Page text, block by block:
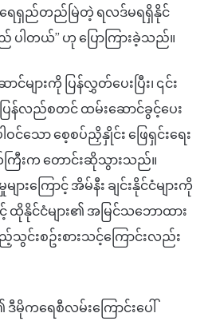
ရေရှည်တည်မြဲတဲ့ ရလဒ်မရရှိနိုင်
ပါတယ်” ဟု ပြောကြားခဲ့သည်။
င်များကို ပြန်လွှတ်ပေးပြီး၊ ၎င်း
ြန်လည်စတင် ထမ်းဆောင်ခွင့်ပေး
ဝင်သော စေ့စပ်ညှိနှိုင်း ဖြေရှင်းရေး
းက တောင်းဆိုသွားသည်။
ားကြောင့် အိမ်နီး ချင်းနိုင်ငံများကို
င်ငံများ၏ အမြင်သဘောထား
င်းစဥ်းစားသင့်ကြောင်းလည်း
မိုကရေစီလမ်းကြောင်းပေါ်